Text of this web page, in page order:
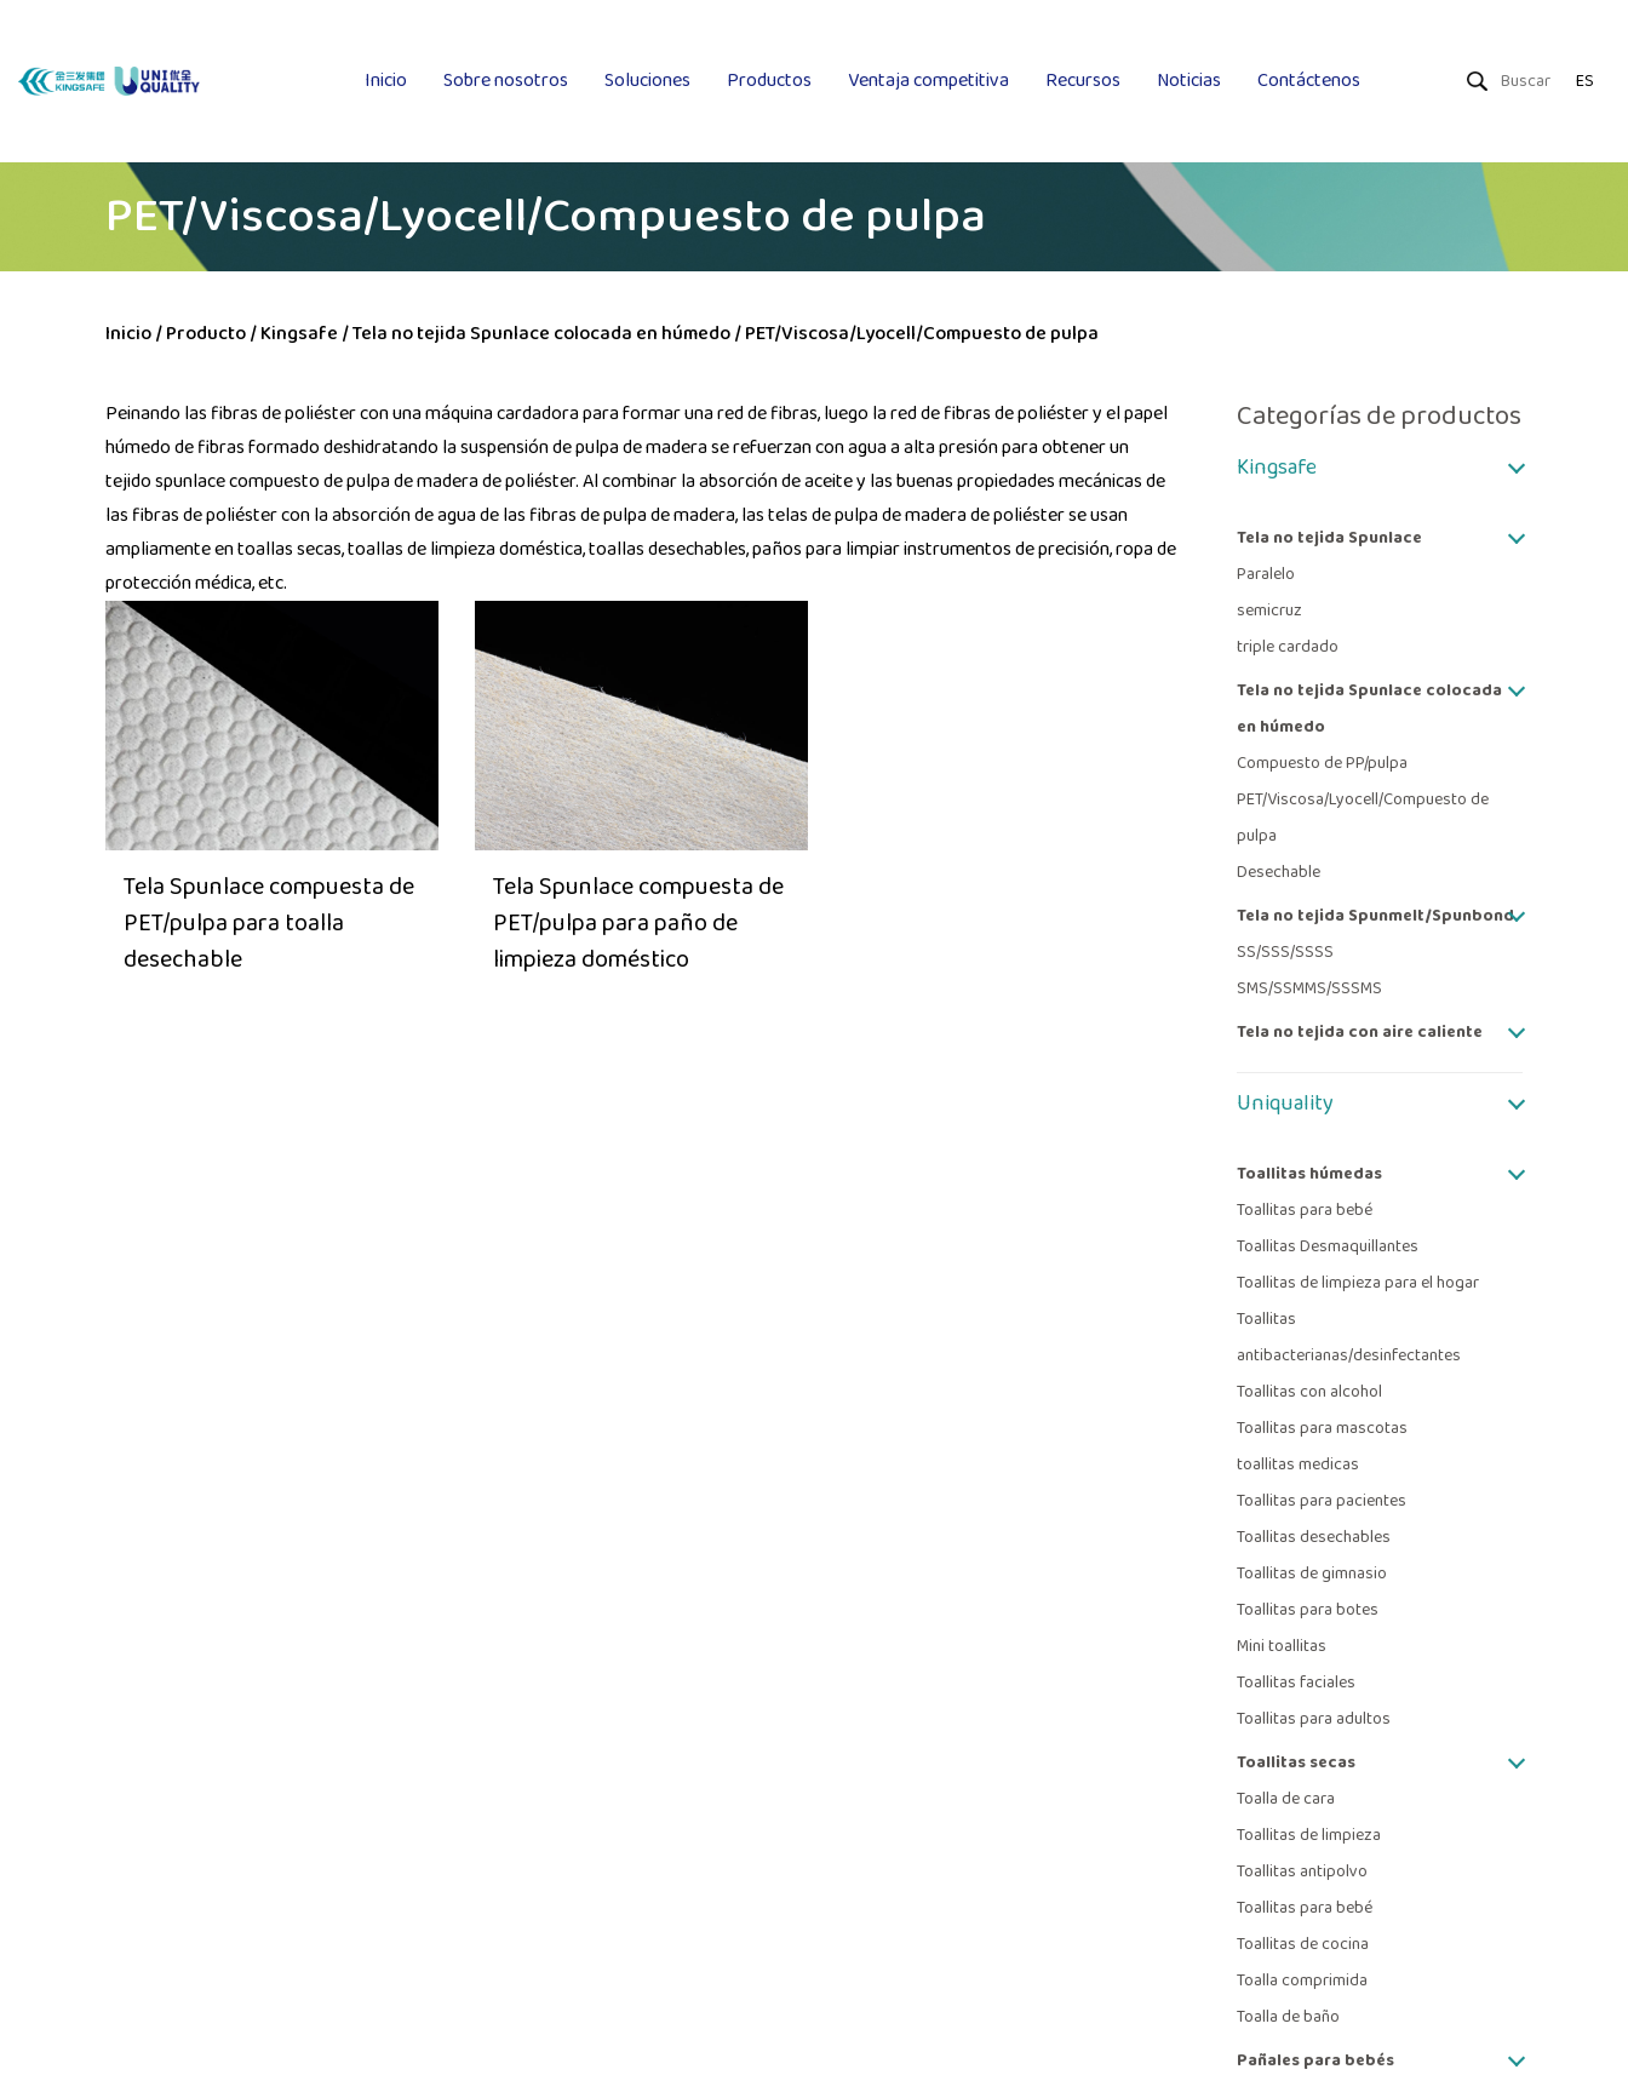
Inicio Sobre nosotros Soluciones Productos Ventaja competitiva Recursos Noticias Contáctenos ES
PET/Viscosa/Lyocell/Compuesto de pulpa
Inicio/Producto/Kingsafe /Tela no tejida Spunlace colocada en húmedo/PET/Viscosa/Lyocell/Compuesto de pulpa
Peinando las fibras de poliéster con una máquina cardadora para formar una red de fibras, luego la red de fibras de poliéster y el papel
húmedo de fibras formado deshidratando la suspensión de pulpa de madera se refuerzan con agua a alta presión para obtener un
tejido spunlace compuesto de pulpa de madera de poliéster. Al combinar la absorción de aceite y las buenas propiedades mecánicas de
las fibras de poliéster con la absorción de agua de las fibras de pulpa de madera, las telas de pulpa de madera de poliéster se usan
ampliamente en toallas secas, toallas de limpieza doméstica, toallas desechables, paños para limpiar instrumentos de precisión, ropa de
protección médica, etc.
Tela Spunlace compuesta de
PET/pulpa para toalla
desechable
Tela Spunlace compuesta de
PET/pulpa para paño de
limpieza doméstico
Categorías de productos
Kingsafe
Tela no tejida Spunlace
Paralelo
semicruz
triple cardado
Tela no tejida Spunlace colocada
en húmedo
Compuesto de PP/pulpa
PET/Viscosa/Lyocell/Compuesto de
pulpa
Desechable
Tela no tejida Spunmelt/Spunbond
SS/SSS/SSSS
SMS/SSMMS/SSSMS
Tela no tejida con aire caliente
Uniquality
Toallitas húmedas
Toallitas para bebé
Toallitas Desmaquillantes
Toallitas de limpieza para el hogar
Toallitas
antibacterianas/desinfectantes
Toallitas con alcohol
Toallitas para mascotas
toallitas medicas
Toallitas para pacientes
Toallitas desechables
Toallitas de gimnasio
Toallitas para botes
Mini toallitas
Toallitas faciales
Toallitas para adultos
Toallitas secas
Toalla de cara
Toallitas de limpieza
Toallitas antipolvo
Toallitas para bebé
Toallitas de cocina
Toalla comprimida
Toalla de baño
Pañales para bebés